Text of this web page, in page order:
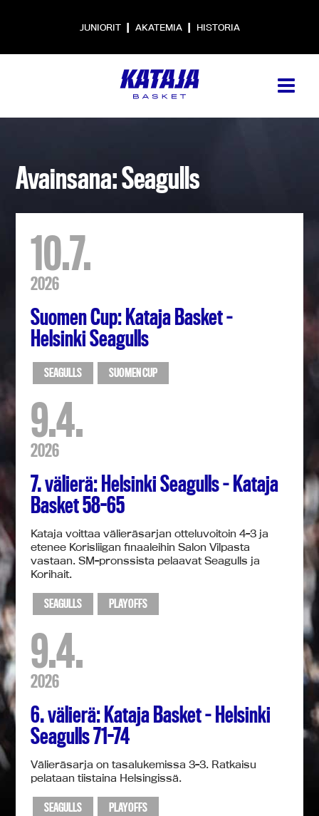
JUNIORIT | AKATEMIA | HISTORIA
Avainsana: Seagulls
10.7.
2026
Suomen Cup: Kataja Basket –
Helsinki Seagulls
SEAGULLS SUOMEN CUP
9.4.
2026
7. välierä: Helsinki Seagulls – Kataja
Basket 58-65
Kataja voittaa välieräsarjan otteluvoitoin 4-3 ja
etenee Korisliigan finaaleihin Salon Vilpasta
vastaan. SM-pronssista pelaavat Seagulls ja
Korihait.
SEAGULLS PLAYOFFS
9.4.
2026
6. välierä: Kataja Basket – Helsinki
Seagulls 71-74
Välieräsarja on tasalukemissa 3-3. Ratkaisu
pelataan tiistaina Helsingissä.
SEAGULLS PLAYOFFS